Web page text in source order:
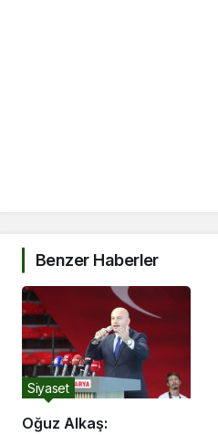
Benzer Haberler
Oğuz Alkaş:
Siyaset